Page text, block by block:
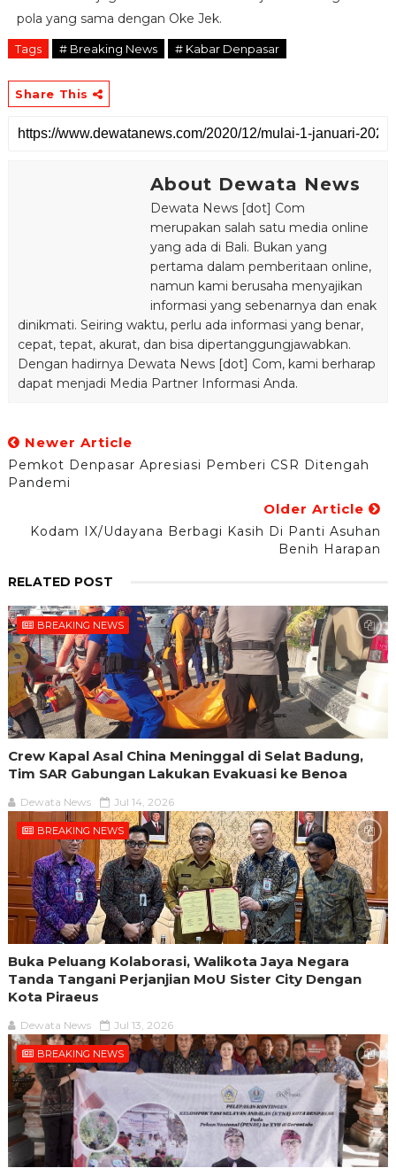
pola yang sama dengan Oke Jek.
Tags # Breaking News # Kabar Denpasar
Share This
About Dewata News
Dewata News [dot] Com
merupakan salah satu media online
yang ada di Bali. Bukan yang
pertama dalam pemberitaan online,
namun kami berusaha menyajikan
informasi yang sebenarnya dan enak
dinikmati. Seiring waktu, perlu ada informasi yang benar,
cepat, tepat, akurat, dan bisa dipertanggungjawabkan.
Dengan hadirnya Dewata News [dot] Com, kami berharap
dapat menjadi Media Partner Informasi Anda.
Newer Article
Pemkot Denpasar Apresiasi Pemberi CSR Ditengah
Pandemi
Older Article
Kodam IX/Udayana Berbagi Kasih Di Panti Asuhan
Benih Harapan
RELATED POST
BREAKING NEWS
Crew Kapal Asal China Meninggal di Selat Badung,
Tim SAR Gabungan Lakukan Evakuasi ke Benoa
Dewata News Jul 14, 2026
BREAKING NEWS
Buka Peluang Kolaborasi, Walikota Jaya Negara
Tanda Tangani Perjanjian MoU Sister City Dengan
Kota Piraeus
Dewata News Jul 13, 2026
BREAKING NEWS